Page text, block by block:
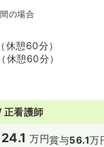
の場合
憩60分）
憩60分）
正看護師
24.1 万円賞与56.1万